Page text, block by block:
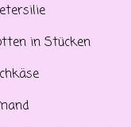
in Stücken